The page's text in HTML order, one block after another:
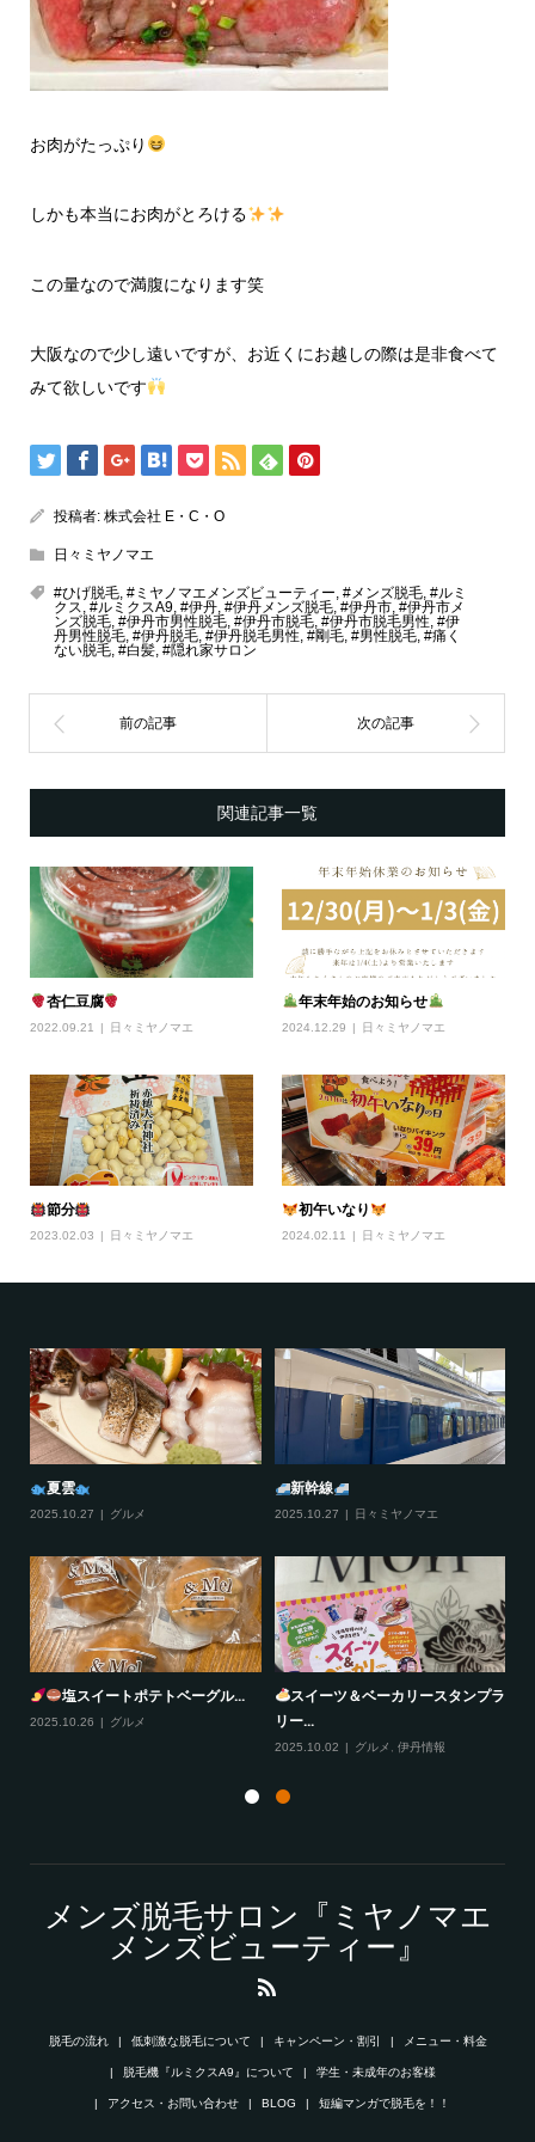
お肉がたっぷり
しかも本当にお肉がとろける
この量なので満腹になります笑
大阪なので少し遠いですが、お近くにお越しの際は是非食べて
みて欲しいです
投稿者: 株式会社 E・C・O
日々ミヤノマエ
#ひげ脱毛, #ミヤノマエメンズビューティー, #メンズ脱毛, #ルミ
クス, #ルミクスA9, #伊丹, #伊丹メンズ脱毛, #伊丹市, #伊丹市メ
ンズ脱毛, #伊丹市男性脱毛, #伊丹市脱毛, #伊丹市脱毛男性, #伊
丹男性脱毛, #伊丹脱毛, #伊丹脱毛男性, #剛毛, #男性脱毛, #痛く
ない脱毛, #白髪, #隠れ家サロン
関連記事一覧
杏仁豆腐
2022.09.21 日々ミヤノマエ
年末年始のお知らせ
2024.12.29 日々ミヤノマエ
節分
2023.02.03 日々ミヤノマエ
初午いなり
2024.02.11 日々ミヤノマエ
夏雲
2025.10.27 グルメ
新幹線
2025.10.27 日々ミヤノマエ
塩スイートポテトベーグル...
2025.10.26 グルメ
スイーツ＆ベーカリースタンプラ
リー...
2025.10.02 グルメ 伊丹情報
メンズ脱毛サロン『ミヤノマエ
メンズビューティー』
脱毛の流れ 低刺激な脱毛について キャンペーン・割引 メニュー・料金
脱毛機『ルミクスA9』について 学生・未成年のお客様
アクセス・お問い合わせ BLOG 短編マンガで脱毛を！！